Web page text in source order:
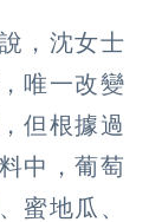
，沈女士
唯一改變
但根據過
中，葡萄
蜜地瓜、